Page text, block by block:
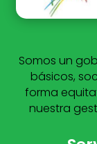
Somos un
básicos,
forma
nuestra